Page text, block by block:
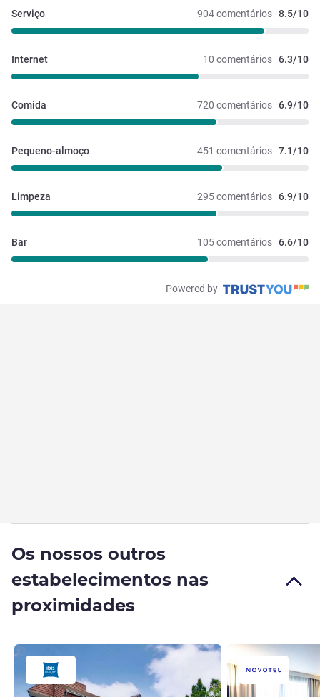
904 comentários 8.5/10
Serviço
10 comentários 6.3/10
Internet
720 comentários 6.9/10
Comida
451 comentários 7.1/10
Pequeno-almoço
295 comentários 6.9/10
Limpeza
105 comentários 6.6/10
Bar
Powered by
Os nossos outros
estabelecimentos nas
proximidades